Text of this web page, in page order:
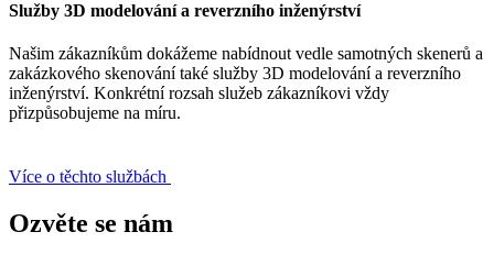
Služby 3D modelování a reverzního inženýrství
Našim zákazníkům dokážeme nabídnout vedle samotných skenerů a
zakázkového skenování také služby 3D modelování a reverzního
inženýrství. Konkrétní rozsah služeb zákazníkovi vždy
přizpůsobujeme na míru.
Více o těchto službách
Ozvěte se nám